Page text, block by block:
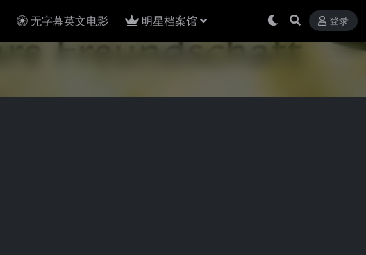
无字幕英文电影 明星档案馆 登录